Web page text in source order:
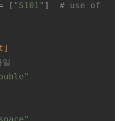
[ "S101" ] # use of